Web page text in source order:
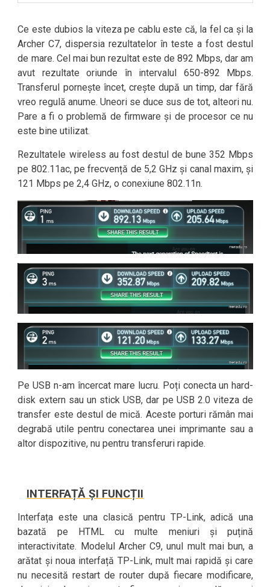
Ce este dubios la viteza pe cablu este că, la fel ca și la
Archer C7, dispersia rezultatelor în teste a fost destul
de mare. Cel mai bun rezultat este de 892 Mbps, dar am
avut rezultate oriunde în intervalul 650-892 Mbps.
Transferul pornește încet, crește după un timp, dar fără
vreo regulă anume. Uneori se duce sus de tot, alteori nu.
Pare a fi o problemă de firmware și de procesor ce nu
este bine utilizat.
Rezultatele wireless au fost destul de bune 352 Mbps
pe 802.11ac, pe frecvență de 5,2 GHz și canal maxim, și
121 Mbps pe 2,4 GHz, o conexiune 802.11n.
Pe USB n-am încercat mare lucru. Poți conecta un hard-
disk extern sau un stick USB, dar pe USB 2.0 viteza de
transfer este destul de mică. Aceste porturi rămân mai
degrabă utile pentru conectarea unei imprimante sau a
altor dispozitive, nu pentru transferuri rapide.
INTERFAȚĂ ȘI FUNCȚII
Interfața este una clasică pentru TP-Link, adică una
bazată pe HTML cu multe meniuri și puțină
interactivitate. Modelul Archer C9, unul mult mai bun, a
arătat și noua interfață TP-Link, mult mai rapidă și care
nu necesită restart de router după fiecare modificare,